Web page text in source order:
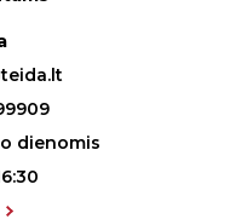
dienomis